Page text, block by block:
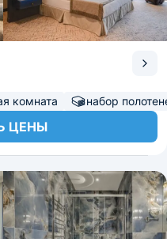
комната набор
ЦЕНЫ